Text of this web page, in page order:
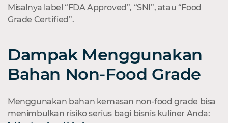
Misalnya label “FDA Approved”, “SNI”, atau “Food
Grade Certified”.
Dampak Menggunakan
Bahan Non-Food Grade
Menggunakan bahan kemasan non-food grade bisa
menimbulkan risiko serius bagi bisnis kuliner Anda: